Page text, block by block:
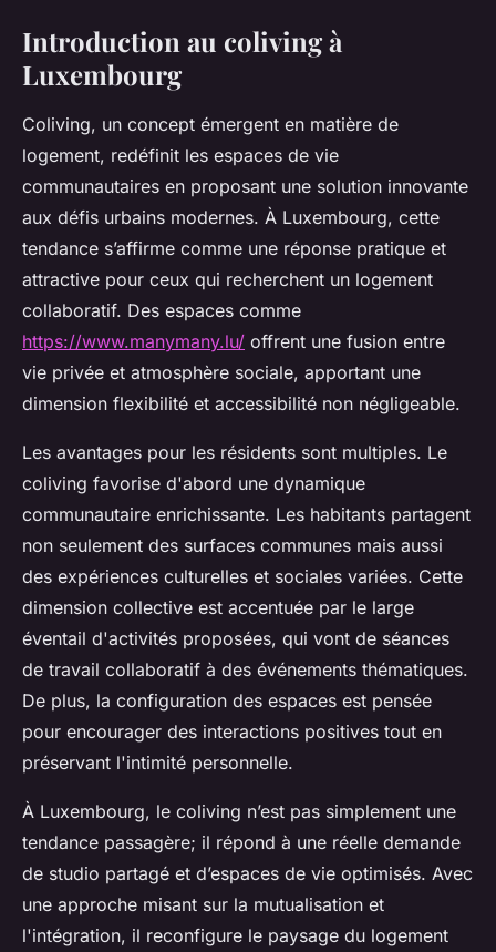
Introduction au coliving à
Luxembourg
Coliving, un concept émergent en matière de
logement, redéfinit les espaces de vie
communautaires en proposant une solution innovante
aux défis urbains modernes. À Luxembourg, cette
tendance s’affirme comme une réponse pratique et
attractive pour ceux qui recherchent un logement
collaboratif. Des espaces comme
https://www.manymany.lu/ offrent une fusion entre
vie privée et atmosphère sociale, apportant une
dimension flexibilité et accessibilité non négligeable.
Les avantages pour les résidents sont multiples. Le
coliving favorise d'abord une dynamique
communautaire enrichissante. Les habitants partagent
non seulement des surfaces communes mais aussi
des expériences culturelles et sociales variées. Cette
dimension collective est accentuée par le large
éventail d'activités proposées, qui vont de séances
de travail collaboratif à des événements thématiques.
De plus, la configuration des espaces est pensée
pour encourager des interactions positives tout en
préservant l'intimité personnelle.
À Luxembourg, le coliving n’est pas simplement une
tendance passagère; il répond à une réelle demande
de studio partagé et d’espaces de vie optimisés. Avec
une approche misant sur la mutualisation et
l'intégration, il reconfigure le paysage du logement